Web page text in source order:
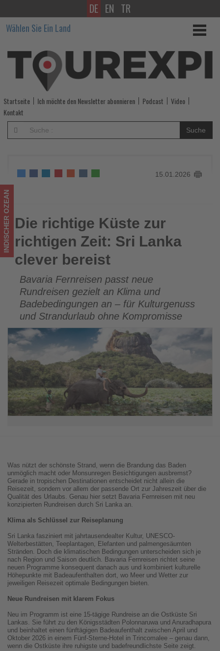
Die
richtige
Küste
zur
richtigen
Zeit:
Sri
clever
bereist
-
Wissen,
was
im
Tourismus
los
ist!
DE EN TR
Wählen Sie Ein Land
Startseite Ich möchte den Newsletter abonnieren Podcast
Video
Kontakt
Suche
15.01.2026
Die richtige Küste zur richtigen Zeit: Sri Lanka clever bereist
INDISCHER OZEAN Die richtige Küste zur
richtigen Zeit: Sri Lanka
clever bereist
Bavaria Fernreisen passt neue
Rundreisen gezielt an Klima und
Badebedingungen an – für Kulturgenuss
und Strandurlaub ohne Kompromisse
Was nützt der schönste Strand, wenn die Brandung das Baden
unmöglich macht oder Monsunregen Besichtigungen ausbremst?
Gerade in tropischen Destinationen entscheidet nicht allein die
Reisezeit, sondern vor allem der passende Ort zur Jahreszeit über die
Qualität des Urlaubs. Genau hier setzt Bavaria Fernreisen mit neu
konzipierten Rundreisen durch Sri Lanka an.
Klima als Schlüssel zur Reiseplanung
Sri Lanka fasziniert mit jahrtausendealter Kultur, UNESCO-
Welterbestätten, Teeplantagen, Elefanten und palmengesäumten
Stränden. Doch die klimatischen Bedingungen unterscheiden sich je
nach Region und Saison deutlich. Bavaria Fernreisen richtet seine
neuen Programme konsequent danach aus und kombiniert kulturelle
Höhepunkte mit Badeaufenthalten dort, wo Meer und Wetter zur
jeweiligen Reisezeit optimale Bedingungen bieten.
Neue Rundreisen mit klarem Fokus
Neu im Programm ist eine 15-tägige Rundreise an die Ostküste Sri
Lankas. Sie führt zu den Königsstädten Polonnaruwa und Anuradhapura
und beinhaltet einen fünftägigen Badeaufenthalt zwischen April und
Oktober 2026 in einem Fünf-Sterne-Hotel in Trincomalee – genau dann,
wenn die Ostküste ihre ruhigste und badefreundlichste Seite zeigt.